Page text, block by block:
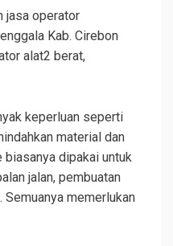
jasa operator
Kab. Cirebon
alat2 berat,
keperluan seperti
material dan
biasanya dipakai untuk
jalan, pembuatan
Semuanya memerlukan